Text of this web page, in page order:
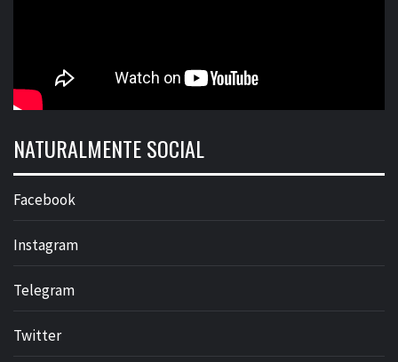
NATURALMENTE SOCIAL
Facebook
Instagram
Telegram
Twitter